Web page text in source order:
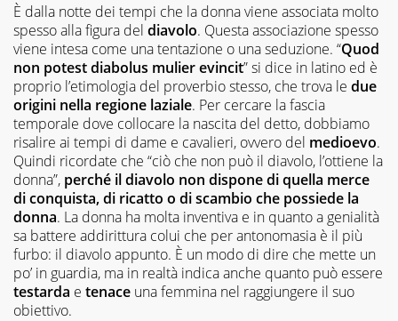
È dalla notte dei tempi che la donna viene associata molto
spesso alla figura del diavolo. Questa associazione spesso
viene intesa come una tentazione o una seduzione. “Quod
non potest diabolus mulier evincit” si dice in latino ed è
proprio l’etimologia del proverbio stesso, che trova le due
origini nella regione laziale. Per cercare la fascia
temporale dove collocare la nascita del detto, dobbiamo
risalire ai tempi di dame e cavalieri, ovvero del medioevo.
Quindi ricordate che “ciò che non può il diavolo, l’ottiene la
donna”, perché il diavolo non dispone di quella merce
di conquista, di ricatto o di scambio che possiede la
donna. La donna ha molta inventiva e in quanto a genialità
sa battere addirittura colui che per antonomasia è il più
furbo: il diavolo appunto. È un modo di dire che mette un
po’ in guardia, ma in realtà indica anche quanto può essere
testarda e tenace una femmina nel raggiungere il suo
obiettivo.